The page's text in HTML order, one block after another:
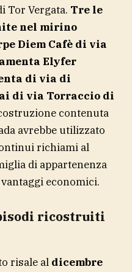
Tor Vergata. Tre le
nel mirino
Diem Cafè di via
Elyfer
di via di
di via Torraccio di
contenuta
avrebbe utilizzato
richiami al
di appartenenza
economici.
ricostruiti
risale al dicembre